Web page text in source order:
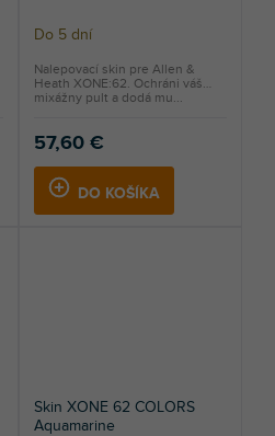
Do 5 dní
57,60 €
DO KOŠÍKA
Nalepovací skin pre Allen &
Heath XONE:62. Ochráni váš
mixážny pult a dodá mu...
Skin XONE 62 COLORS
Aquamarine